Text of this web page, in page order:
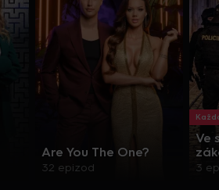
Are You The One?
32 epizod
Ve
3